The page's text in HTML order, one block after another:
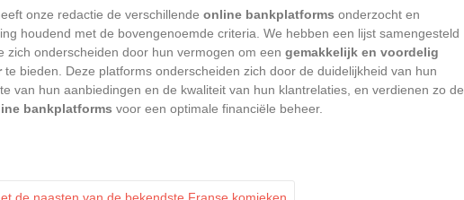
onze redactie de verschillende online bankplatforms onderzocht en
houdend met de bovengenoemde criteria. We hebben een lijst samengesteld
zich onderscheiden door hun vermogen om een gemakkelijk en voordelig
te bieden. Deze platforms onderscheiden zich door de duidelijkheid van hun
van hun aanbiedingen en de kwaliteit van hun klantrelaties, en verdienen zo de
bankplatforms voor een optimale financiële beheer.
de naasten van de bekendste Franse komieken